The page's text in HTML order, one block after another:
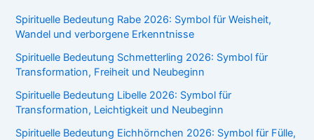
Spirituelle Bedeutung Rabe 2026: Symbol für Weisheit,
Wandel und verborgene Erkenntnisse
Spirituelle Bedeutung Schmetterling 2026: Symbol für
Transformation, Freiheit und Neubeginn
Spirituelle Bedeutung Libelle 2026: Symbol für
Transformation, Leichtigkeit und Neubeginn
Spirituelle Bedeutung Eichhörnchen 2026: Symbol für Fülle,